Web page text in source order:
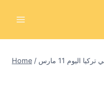
Home / سعر الذهب في تركيا اليوم 11 مارس